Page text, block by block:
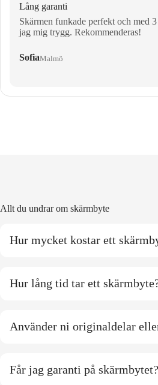
Lång garanti
Skärmen funkade perfekt och med
jag mig trygg. Rekommenderas!
SofiaMalmö
Allt du undrar om skärmbyte
Hur mycket kostar ett
Hur lång tid tar ett
Använder ni originaldelar
Får jag garanti på skärmbytet?